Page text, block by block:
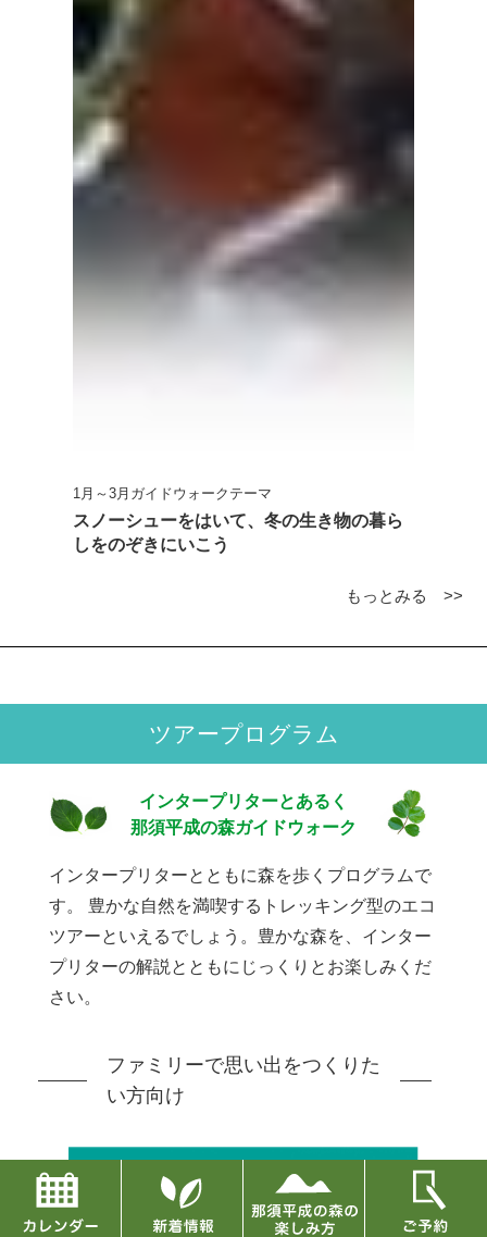
1月～3月ガイドウォークテーマ
スノーシューをはいて、冬の生き物の暮ら
しをのぞきにいこう
もっとみる >>
ツアープログラム
インタープリターとあるく
那須平成の森ガイドウォーク
インタープリターとともに森を歩くプログラムで
す。
豊かな自然を満喫するトレッキング型のエコ
ツアーといえるでしょう。豊かな森を、インター
プリターの解説とともにじっくりとお楽しみくだ
さい。
ファミリーで思い出をつくりた
い方向け